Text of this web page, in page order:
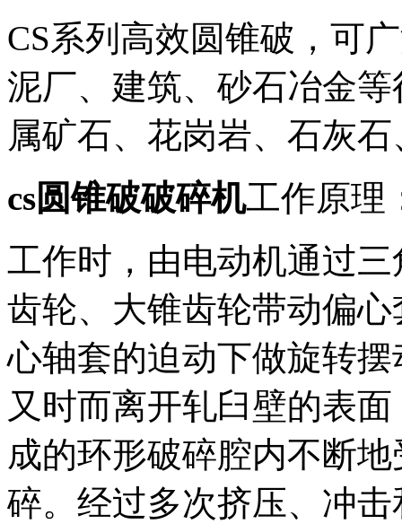
CS系列高效圆锥破，可
泥厂、建筑、砂石冶金
属矿石、花岗岩、石灰
cs圆锥破破碎机工作原理
工作时，由电动机通过
齿轮、大锥齿轮带动偏
心轴套的迫动下做旋转
又时而离开轧臼壁的表
成的环形破碎腔内不断
碎。经过多次挤压、冲